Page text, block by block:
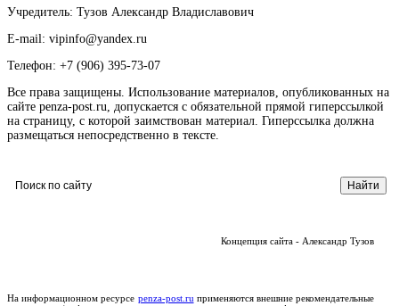
Учредитель: Тузов Александр Владиславович
E-mail: vipinfo@yandex.ru
Телефон: +7 (906) 395-73-07
Все права защищены. Использование материалов, опубликованных на
сайте penza-post.ru, допускается с обязательной прямой гиперссылкой
на страницу, с которой заимствован материал. Гиперссылка должна
размещаться непосредственно в тексте.
Концепция сайта - Александр Тузов
На информационном ресурсе penza-post.ru применяются внешние рекомендательные